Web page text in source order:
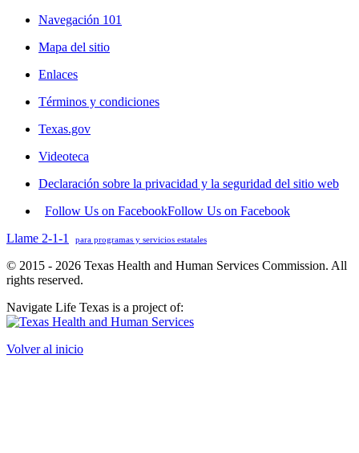
Navegación 101
Mapa del sitio
Enlaces
Términos y condiciones
Texas.gov
Videoteca
Declaración sobre la privacidad y la seguridad del sitio web
Follow Us on FacebookFollow Us on Facebook
Llame 2-1-1
para programas y servicios estatales
© 2015 - 2026 Texas Health and Human Services Commission. All
rights reserved.
Navigate Life Texas is a project of:
Volver al inicio